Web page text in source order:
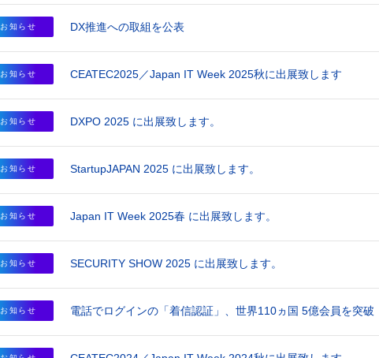
お知らせ DX推進への取組を公表
お知らせ CEATEC2025／Japan IT Week 2025秋に出展致します
お知らせ DXPO 2025 に出展致します。
お知らせ StartupJAPAN 2025 に出展致します。
お知らせ Japan IT Week 2025春 に出展致します。
お知らせ SECURITY SHOW 2025 に出展致します。
お知らせ 電話でログインの「着信認証」、世界110ヵ国 5億会員を突破